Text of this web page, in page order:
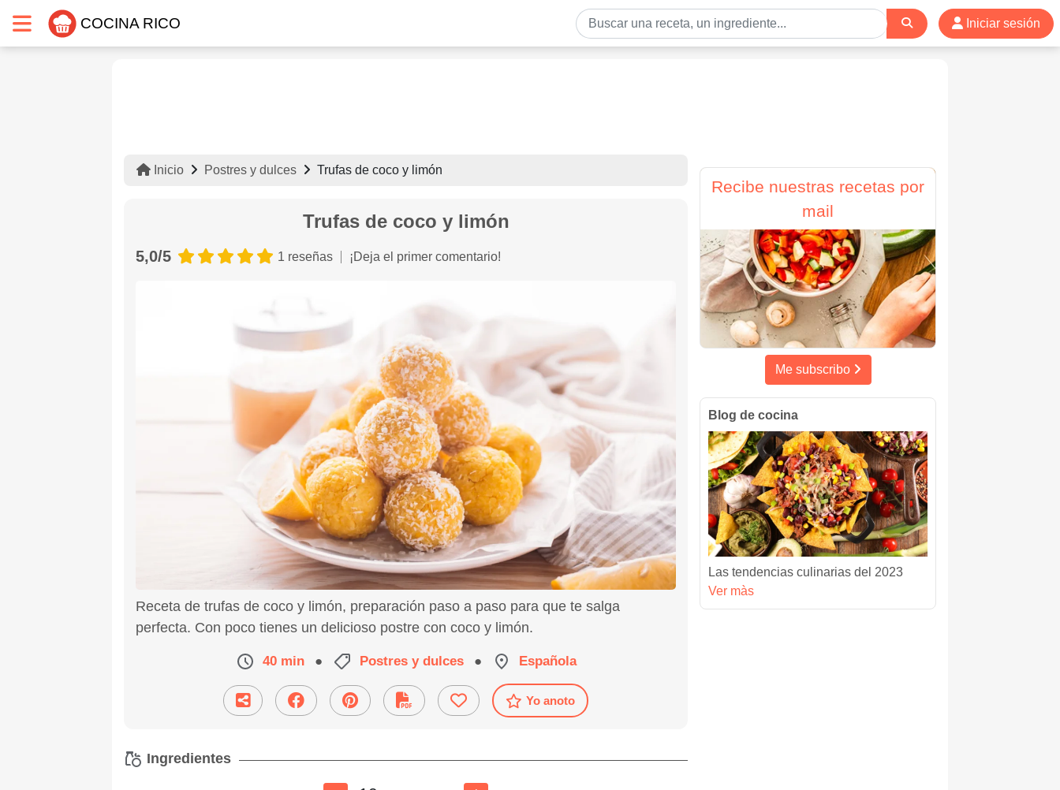
COCINA RICO Iniciar sesión
Inicio Postres y dulces Trufas de coco y limón
Trufas de coco y limón
5,0/5 1 reseñas ¡Deja el primer comentario!
Receta de trufas de coco y limón, preparación paso a paso para que te salga
perfecta. Con poco tienes un delicioso postre con coco y limón.
40 min ● Postres y dulces ● Española
Yo anoto
Ingredientes
Recibe nuestras recetas por
mail
Me subscribo
Blog de cocina
Las tendencias culinarias del 2023
Ver màs